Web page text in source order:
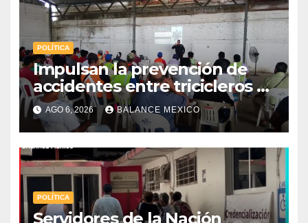
POLÍTICA
Impulsan la prevención de
accidentes entre tricicleros y
mototriciclistas de Tapachula
AGO 6, 2026 BALANCE MEXICO
POLÍTICA
Servidores de la Nación